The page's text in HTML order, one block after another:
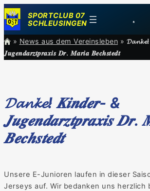
Zum
Inhalt
springen
SPORTCLUB 07
SCHLEUSINGEN
» News aus dem Vereinsleben » 𝓓𝓪𝓷𝓴𝓮!
𝑱𝒖𝒈𝒆𝒏𝒅𝒂𝒓𝒛𝒕𝒑𝒓𝒂𝒙𝒊𝒔 𝑫𝒓. 𝑴𝒂𝒓𝒊𝒂 𝑩𝒆𝒄𝒉𝒔𝒕𝒆𝒅𝒕
𝓓𝓪𝓷𝓴𝓮! 𝑲𝒊𝒏𝒅𝒆𝒓- &
𝑱𝒖𝒈𝒆𝒏𝒅𝒂𝒓𝒛𝒕𝒑𝒓𝒂𝒙𝒊𝒔 𝑫𝒓.
𝑩𝒆𝒄𝒉𝒔𝒕𝒆𝒅𝒕
Unsere E-Junioren laufen in dieser
Jerseys auf. Wir bedanken uns herzlich